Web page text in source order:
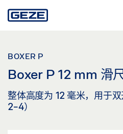
to
BOXER P
Boxer P 12 mm 滑
整体高度为 12 毫米，用于
2-4）